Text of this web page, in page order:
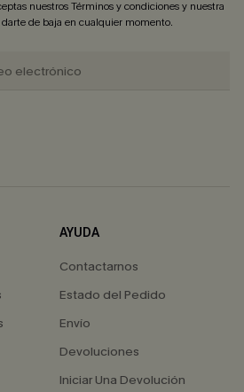
nuestrosTérminos y condicionesy nuestra
darte de baja en cualquier momento.
AYUDA
Contactarnos
Estado del Pedido
Envío
Devoluciones
Iniciar Una Devolución